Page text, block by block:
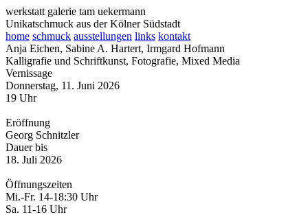
werkstatt galerie tam uekermann
Unikatschmuck aus der Kölner Südstadt
home schmuck ausstellungen links kontakt
Anja Eichen, Sabine A. Hartert, Irmgard Hofmann
Kalligrafie und Schriftkunst, Fotografie, Mixed Media
Vernissage
Donnerstag, 11. Juni 2026
19 Uhr
Eröffnung
Georg Schnitzler
Dauer bis
18. Juli 2026
Öffnungszeiten
Mi.-Fr. 14-18:30 Uhr
Sa. 11-16 Uhr